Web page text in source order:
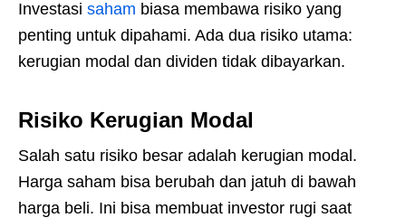
Investasi saham biasa membawa risiko yang
penting untuk dipahami. Ada dua risiko utama:
kerugian modal dan dividen tidak dibayarkan.
Risiko Kerugian Modal
Salah satu risiko besar adalah kerugian modal.
Harga saham bisa berubah dan jatuh di bawah
harga beli. Ini bisa membuat investor rugi saat